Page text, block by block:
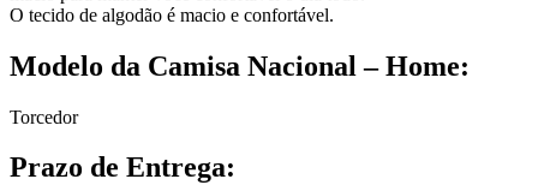
O tecido de algodão é macio e confortável.
Modelo da Camisa Nacional – Home:
Torcedor
Prazo de Entrega: